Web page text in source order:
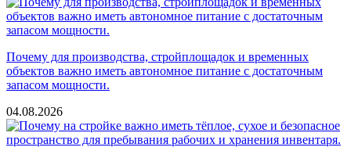
Почему для производства, стройплощадок и временных
объектов важно иметь автономное питание с достаточным
запасом мощности.
04.08.2026